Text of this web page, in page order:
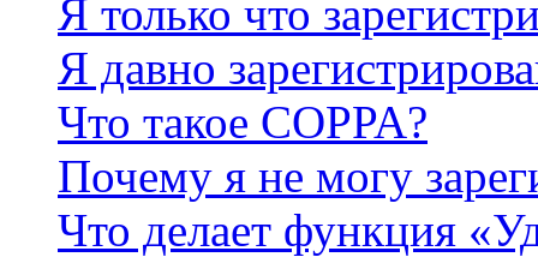
Я только что
Я давно
Что такое COPPA?
Почему я не могу
Что делает функция